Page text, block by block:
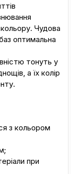
кольору. Чудова
оптимальна
тонуть у
а їх колір
з кольором
при